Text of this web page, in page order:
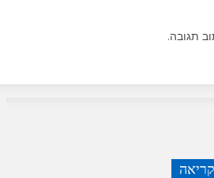
תגובה.